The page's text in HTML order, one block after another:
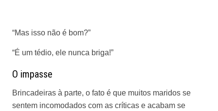
“Mas isso não é bom?”
“É um tédio, ele nunca briga!”
O impasse
Brincadeiras à parte, o fato é que muitos maridos se
sentem incomodados com as críticas e acabam se